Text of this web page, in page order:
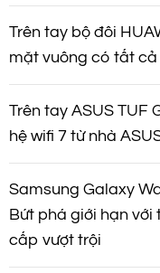
Trên tay bộ đôi
mặt vuông có tất cả
Trên tay ASUS TUF
hệ wifi 7 từ nhà
Samsung Galaxy
Bứt phá giới hạn với
cấp vượt trội